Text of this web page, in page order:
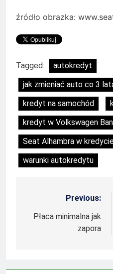
źródło obrazka:
Tagged:
autokredyt
jak zmieniać auto co 3
kredyt na samochód
kredyt w Volkswagen
Seat Alhambra w
warunki autokredytu
Nawigacja
wpisu
Previous:
Płaca minimalna jak
zapora